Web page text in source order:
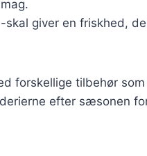
skal giver en friskhed,
forskellige tilbehør
efter sæsonen